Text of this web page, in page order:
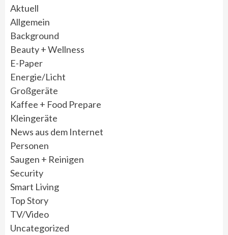
Aktuell
Allgemein
Background
Beauty + Wellness
E-Paper
Energie/Licht
Großgeräte
Kaffee + Food Prepare
Kleingeräte
News aus dem Internet
Personen
Saugen + Reinigen
Security
Smart Living
Top Story
TV/Video
Uncategorized